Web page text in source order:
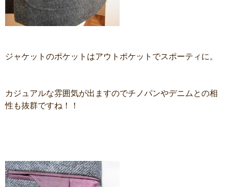
ジャケットのポケットはアウトポケットでスポーティに。
カジュアルな雰囲気が出ますのでチノパンやデニムとの相
性も抜群ですね！！